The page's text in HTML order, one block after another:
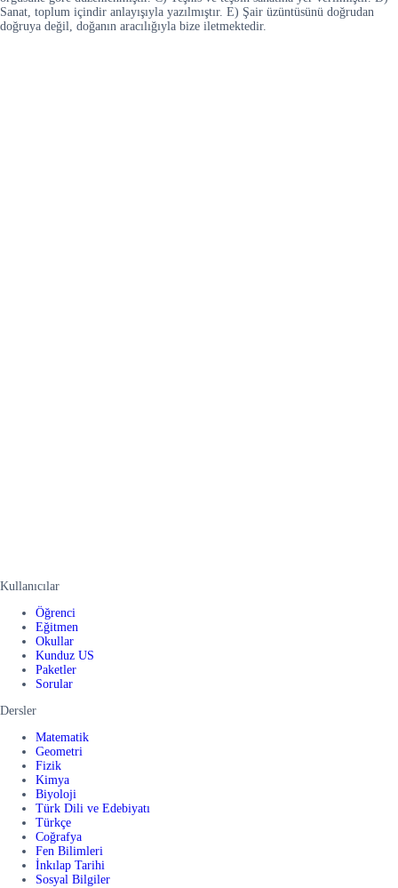
Sanat, toplum içindir anlayışıyla yazılmıştır. E) Şair üzüntüsünü doğrudan
doğruya değil, doğanın aracılığıyla bize iletmektedir.
Kullanıcılar
Öğrenci
Eğitmen
Okullar
Kunduz US
Paketler
Sorular
Dersler
Matematik
Geometri
Fizik
Kimya
Biyoloji
Türk Dili ve Edebiyatı
Türkçe
Coğrafya
Fen Bilimleri
İnkılap Tarihi
Sosyal Bilgiler